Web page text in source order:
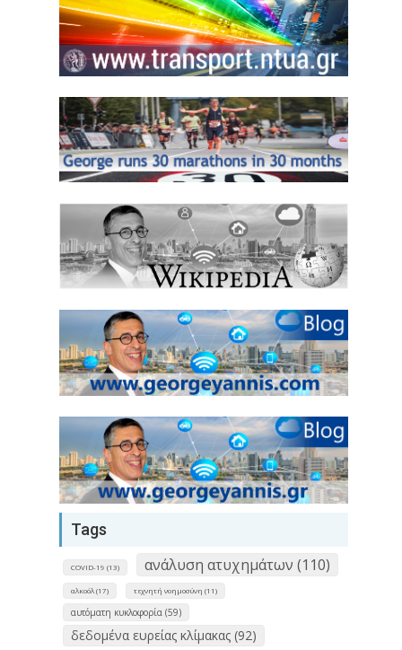
Tags
COVID-19 (13) ανάλυση ατυχημάτων (110)
αλκοόλ (17) τεχνητή νοημοσύνη (11)
αυτόματη κυκλοφορία (59)
δεδομένα ευρείας κλίμακας (92)